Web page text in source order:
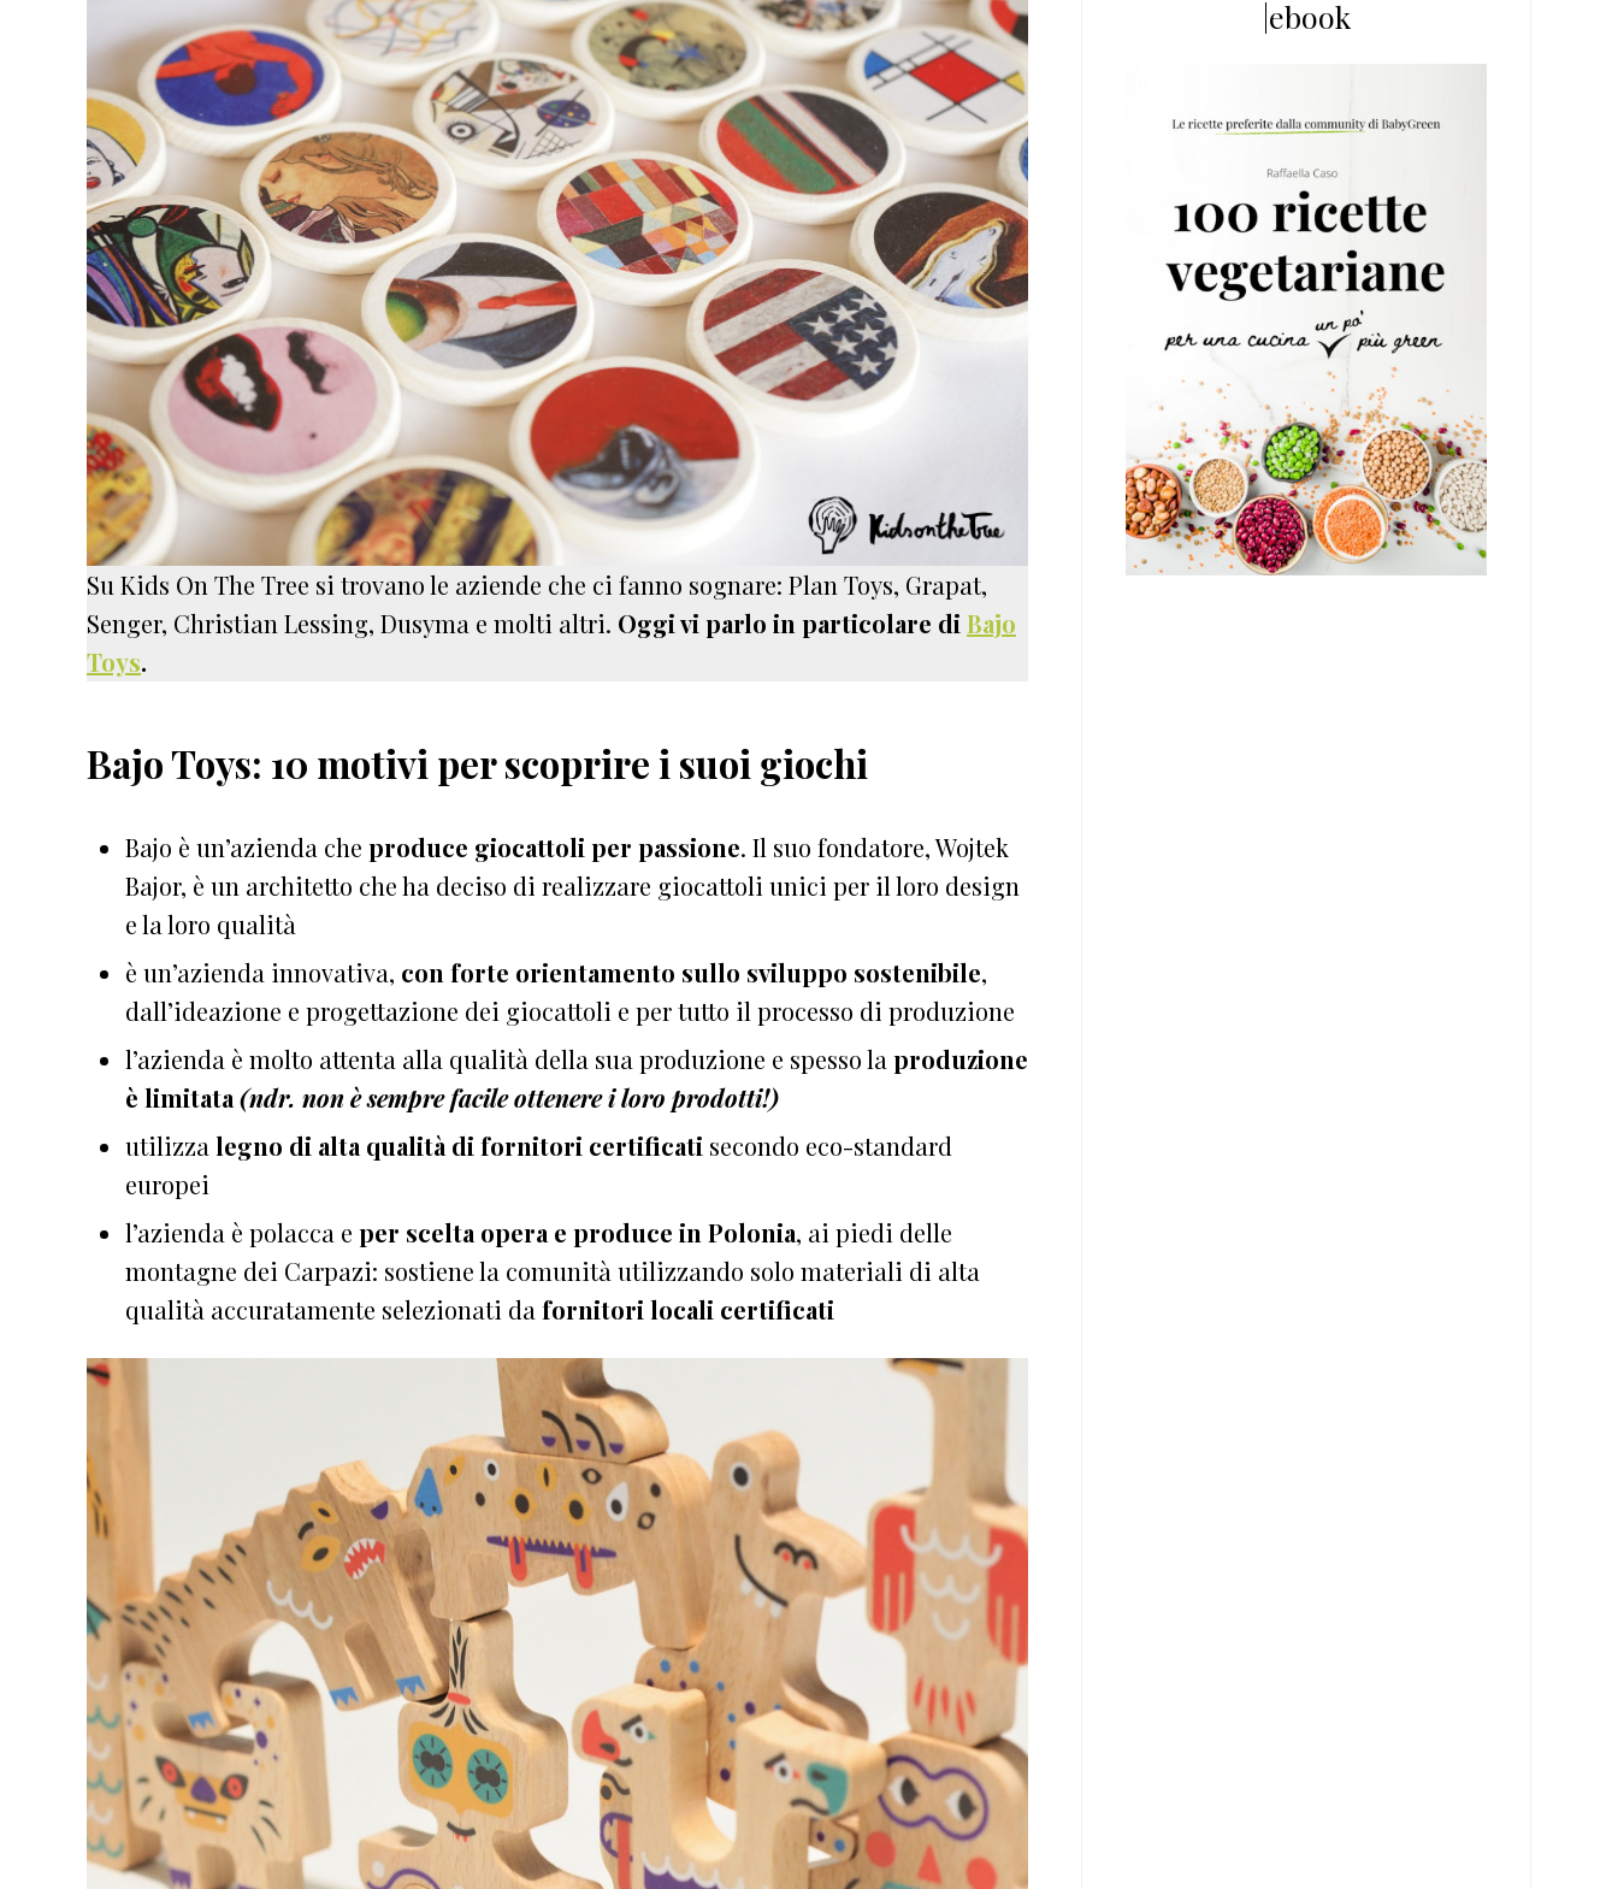
Su Kids On The Tree si trovano le aziende che ci fanno sognare: Plan Toys, Grapat,
Senger, Christian Lessing, Dusyma e molti altri. Oggi vi parlo in particolare diBajo
Toys.
Bajo Toys: 10 motivi per scoprire i suoi giochi
Bajo è un’azienda che produce giocattoli per passione. Il suo fondatore, Wojtek
Bajor, è un architetto che ha deciso di realizzare giocattoli unici per il loro design
e la loro qualità
è un’azienda innovativa, con forte orientamento sullo sviluppo sostenibile,
dall’ideazione e progettazione dei giocattoli e per tutto il processo di produzione
l’azienda è molto attenta alla qualità della sua produzione e spesso laproduzione
è limitata(ndr. non è sempre facile ottenere i loro prodotti!)
utilizzalegno di alta qualità di fornitori certificati secondo eco-standard
europei
l’azienda è polacca e per scelta opera e produce in Polonia, ai piedi delle
montagne dei Carpazi: sostiene la comunità utilizzando solo materiali di alta
qualità accuratamente selezionati dafornitori locali certificati
|ebook